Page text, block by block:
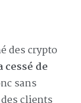
des crypto
cessé de
sans